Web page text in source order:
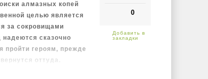
0
алмазных копей
целью является
за сокровищами
надеются сказочно
пройти героям, прежде
оттуда.